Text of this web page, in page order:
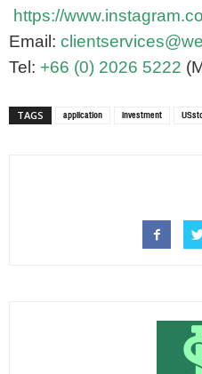
https://
Email:
Tel: +66 (0) 2026 5222
TAGS application investment